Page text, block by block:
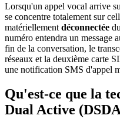
Lorsqu'un appel vocal arrive
se concentre totalement sur
matériellement déconnectée
numéro entendra un message
fin de la conversation, le
réseaux et la deuxième carte
une notification SMS d'appel
Qu'est-ce que la
Dual Active